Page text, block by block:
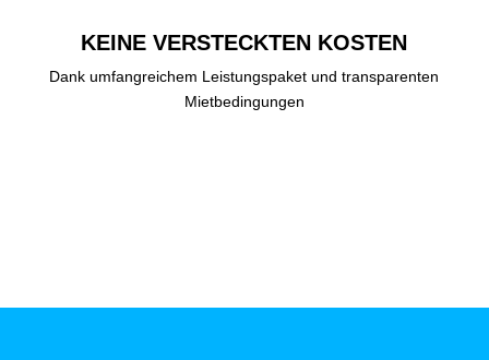
KEINE VERSTECKTEN KOSTEN
Dank umfangreichem Leistungspaket und transparenten
Mietbedingungen